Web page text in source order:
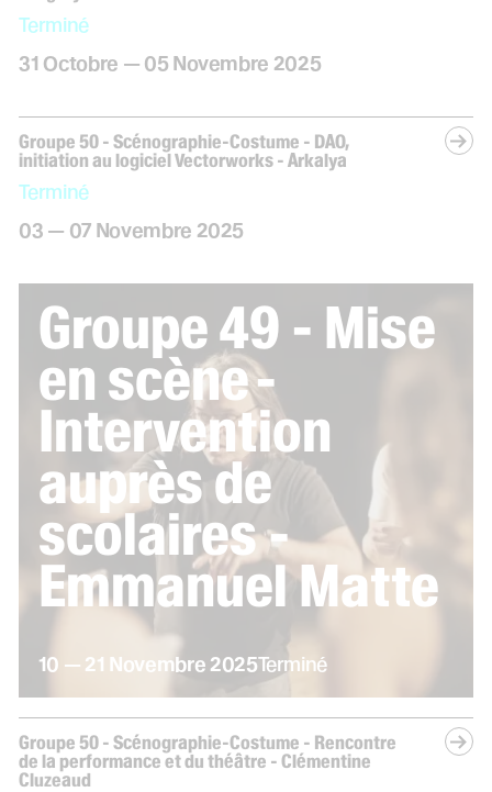
Terminé
du
31 octobre
Octobre — au
05 novembre
Novembre 2025
Groupe 50 - Scénographie-Costume - DAO,
initiation au logiciel Vectorworks - Arkalya
Terminé
du
03 — au
07 novembre
Novembre 2025
Groupe 49 - Mise
en scène -
Intervention
auprès de
scolaires -
Emmanuel Matte
du
10 — au
21 novembre
Novembre 2025Terminé
Groupe 50 - Scénographie-Costume - Rencontre
de la performance et du théâtre - Clémentine
Cluzeaud